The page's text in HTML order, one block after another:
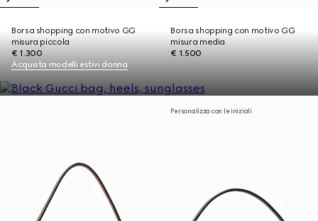
Borsa shopping con motivo GG
misura piccola
€ 1.300
Borsa shopping con motivo GG
misura media
€ 1.500
Acquista modelli estivi donna
Personalizza con le iniziali